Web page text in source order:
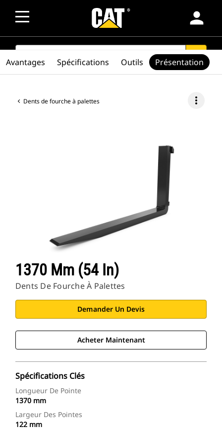
person
SEARCH search
Dents de fourche à palettes more_vert
1370 Mm (54 In)
Dents De Fourche À Palettes
Demander Un Devis
Acheter Maintenant
Spécifications Clés
Longueur De Pointe
1370 mm
Largeur Des Pointes
122 mm
Avantages Spécifications Outils Présentation